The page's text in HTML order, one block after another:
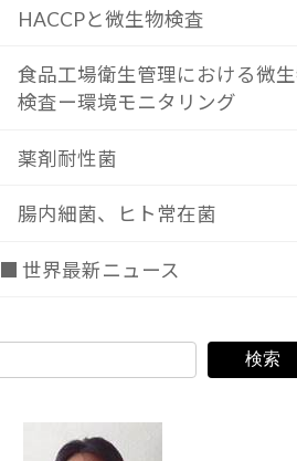
HACCPと微生物検査
食品工場衛生管理における微
検査ー環境モニタリング
薬剤耐性菌
腸内細菌、ヒト常在菌
■ 世界最新ニュース
検索